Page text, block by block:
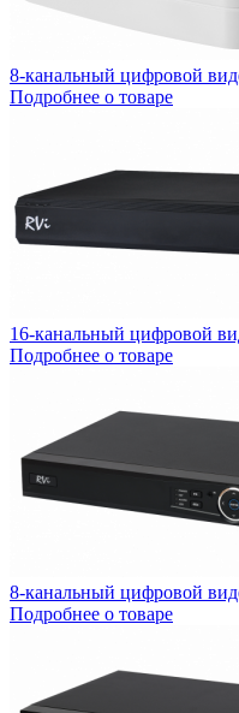
8-канальный цифровой
Подробнее о товаре
16-канальный цифровой
Подробнее о товаре
8-канальный цифровой
Подробнее о товаре